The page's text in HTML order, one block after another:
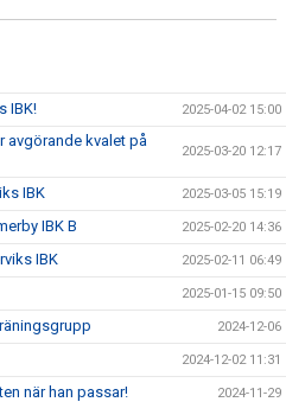
IBK! 2025-04-02 15:00
avgörande kvalet på
2025-03-20 12:17
IBK 2025-03-05 15:19
IBK B 2025-02-20 14:36
IBK 2025-02-11 06:49
2025-01-15 09:50
2024-12-06
2024-12-02 11:31
när han passar! 2024-11-29